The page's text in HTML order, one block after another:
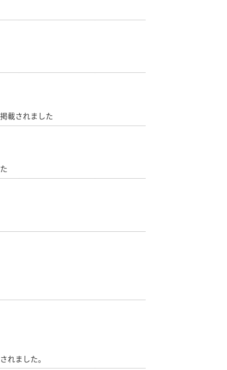
載されました
れました。